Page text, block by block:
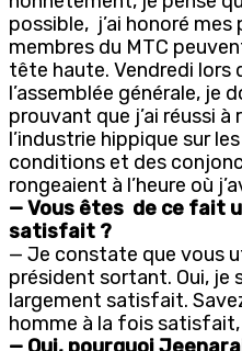
possible, j’ai honoré
membres du MTC
tête haute. Vendredi lors
l’assemblée générale, je
prouvant que j’ai réussi
l’industrie hippique sur
conditions et des
rongeaient à l’heure où
— Vous êtes de ce fait
satisfait ?
— Je constate que vous
président sortant. Oui, je
largement satisfait.
homme à la fois